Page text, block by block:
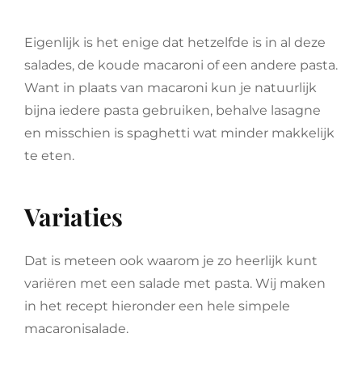
Eigenlijk is het enige dat hetzelfde is in al deze
salades, de koude macaroni of een andere pasta.
Want in plaats van macaroni kun je natuurlijk
bijna iedere pasta gebruiken, behalve lasagne
en misschien is spaghetti wat minder makkelijk
te eten.
Variaties
Dat is meteen ook waarom je zo heerlijk kunt
variëren met een salade met pasta. Wij maken
in het recept hieronder een hele simpele
macaronisalade.